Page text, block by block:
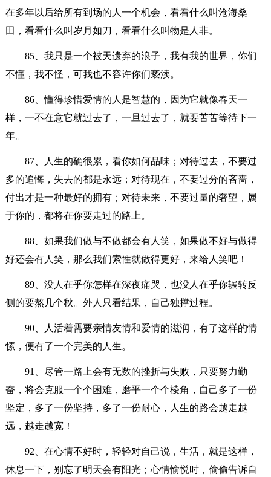
在多年以后给所有到场的人一个机会，看看什么叫沧海桑
田，看看什么叫岁月如刀，看看什么叫物是人非。
85、我只是一个被天遗弃的浪子，我有我的世界，你们
不懂，我不怪，可我也不容许你们亵渎。
86、懂得珍惜爱情的人是智慧的，因为它就像春天一
样，一不在意它就过去了，一旦过去了，就要苦苦等待下一
年。
87、人生的确很累，看你如何品味；对待过去，不要过
多的追悔，失去的都是永远；对待现在，不要过分的吝啬，
付出才是一种最好的拥有；对待未来，不要过量的奢望，属
于你的，都将在你要走过的路上。
88、如果我们做与不做都会有人笑，如果做不好与做得
好还会有人笑，那么我们索性就做得更好，来给人笑吧！
89、没人在乎你怎样在深夜痛哭，也没人在乎你辗转反
侧的要熬几个秋。外人只看结果，自己独撑过程。
90、人活着需要亲情友情和爱情的滋润，有了这样的情
愫，便有了一个完美的人生。
91、尽管一路上会有无数的挫折与失败，只要努力勤
奋，将会克服一个个困难，磨平一个个棱角，自己多了一份
坚定，多了一份坚持，多了一份耐心，人生的路会越走越
远，越走越宽！
92、在心情不好时，轻轻对自己说，生活，就是这样，
休息一下，别忘了明天会有阳光；心情愉悦时，偷偷告诉自